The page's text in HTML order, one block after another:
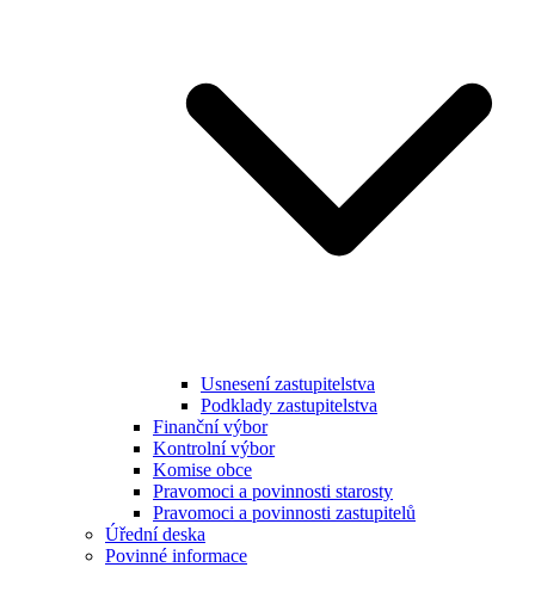
Usnesení zastupitelstva
Podklady zastupitelstva
Finanční výbor
Kontrolní výbor
Komise obce
Pravomoci a povinnosti starosty
Pravomoci a povinnosti zastupitelů
Úřední deska
Povinné informace